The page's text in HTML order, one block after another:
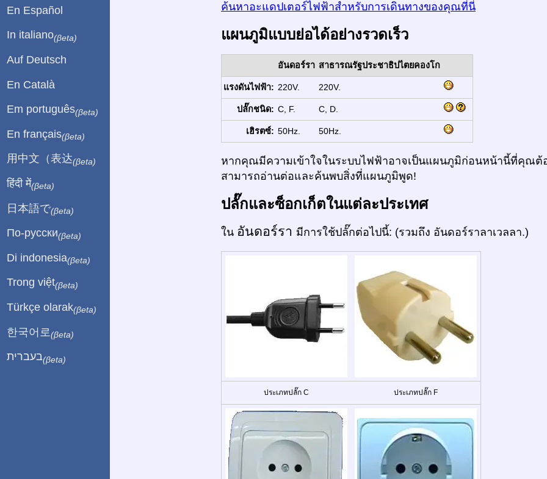
ค้นหาอะแดปเตอร์ไฟฟ้าสำหรับการเดินทางของคุณที่นี่
แผนภูมิแบบย่อได้อย่างรวดเร็ว
อันดอร์รา สาธารณรัฐประชาธิปไตยคองโก
แรงดันไฟฟ้า: 220V. 220V.
ปลั๊กชนิด: C, F. C, D.
เฮิรตซ์: 50Hz. 50Hz.
หากคุณมีความเข้าใจในระบบไฟฟ้าอาจเป็นแผนภูมิก่อนหน้านี้ที่คุณ
สามารถอ่านต่อและค้นพบสิ่งที่แผนภูมิพูด!
ปลั๊กและซ็อกเก็ตในแต่ละประเทศ
ใน อันดอร์รา มีการใช้ปลั๊กต่อไปนี้: (รวมถึง อันดอร์ราลาเวลลา.)
ประเภทปลั๊ก C ประเภทปลั๊ก F
En Español
In italiano(βeta)
Auf Deutsch
En Català
Em português(βeta)
En français(βeta)
用中文（表达(βeta)
हिंदी में(βeta)
日本語で(βeta)
По-русски(βeta)
Di indonesia(βeta)
Trong việt(βeta)
Türkçe olarak(βeta)
한국어로 (βeta)
בעברית(βeta)